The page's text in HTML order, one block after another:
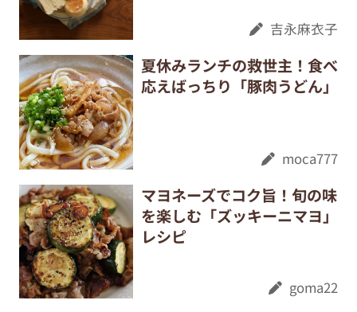
吉永麻衣子
夏休みランチの救世主！食べ
応えばっちり「豚肉うどん」
moca777
マヨネーズでコク旨！旬の味
を楽しむ「ズッキーニマヨ」
レシピ
goma22